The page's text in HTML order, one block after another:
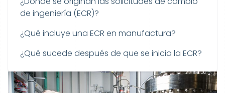
de ingeniería (ECR)?
¿Qué incluye una ECR en manufactura?
¿Qué sucede después de que se inicia la ECR?